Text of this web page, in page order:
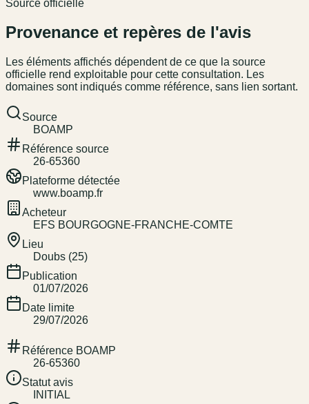
Source officielle
Provenance et repères de l'avis
Les éléments affichés dépendent de ce que la source
officielle rend exploitable pour cette consultation. Les
domaines sont indiqués comme référence, sans lien sortant.
Source
BOAMP
Référence source
26-65360
Plateforme détectée
www.boamp.fr
Acheteur
EFS BOURGOGNE-FRANCHE-COMTE
Lieu
Doubs (25)
Publication
01/07/2026
Date limite
29/07/2026
Référence BOAMP
26-65360
Statut avis
INITIAL